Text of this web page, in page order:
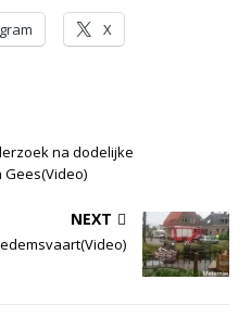
X
na dodelijke
NEXT